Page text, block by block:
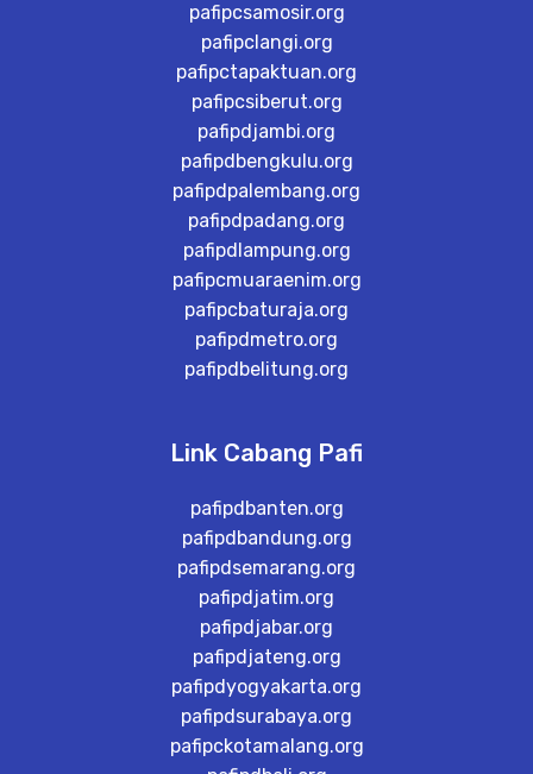
pafipcsamosir.org
pafipclangi.org
pafipctapaktuan.org
pafipcsiberut.org
pafipdjambi.org
pafipdbengkulu.org
pafipdpalembang.org
pafipdpadang.org
pafipdlampung.org
pafipcmuaraenim.org
pafipcbaturaja.org
pafipdmetro.org
pafipdbelitung.org
Link Cabang Pafi
pafipdbanten.org
pafipdbandung.org
pafipdsemarang.org
pafipdjatim.org
pafipdjabar.org
pafipdjateng.org
pafipdyogyakarta.org
pafipdsurabaya.org
pafipckotamalang.org